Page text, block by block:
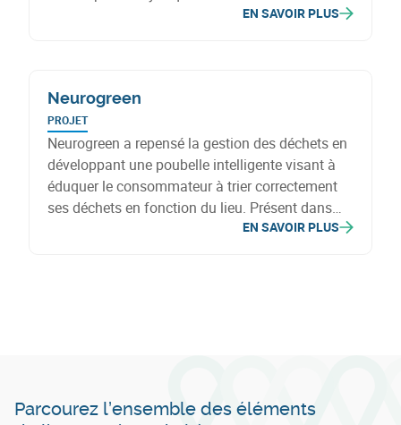
EN SAVOIR PLUS
Neurogreen
PROJET
Neurogreen a repensé la gestion des déchets en
développant une poubelle intelligente visant à
éduquer le consommateur à trier correctement
ses déchets en fonction du lieu. Présent dans
plusieurs secteurs, Neurogreen répond à une
EN SAVOIR PLUS
Parcourez l’ensemble des éléments